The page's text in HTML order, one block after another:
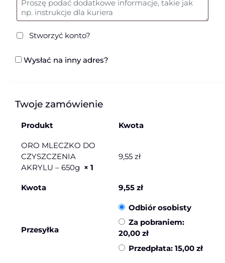
Stworzyć konto?
Wysłać na inny adres?
Twoje zamówienie
Produkt Kwota
ORO MLECZKO DO
CZYSZCZENIA
AKRYLU – 650g × 1
9,55 zł
Kwota 9,55 zł
Przesyłka
Odbiór osobisty
Za pobraniem:
20,00 zł
Przedpłata: 15,00 zł